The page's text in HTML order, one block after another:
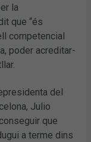
la
que “és
competencial
poder acreditar-
del
Julio
que
a terme dins